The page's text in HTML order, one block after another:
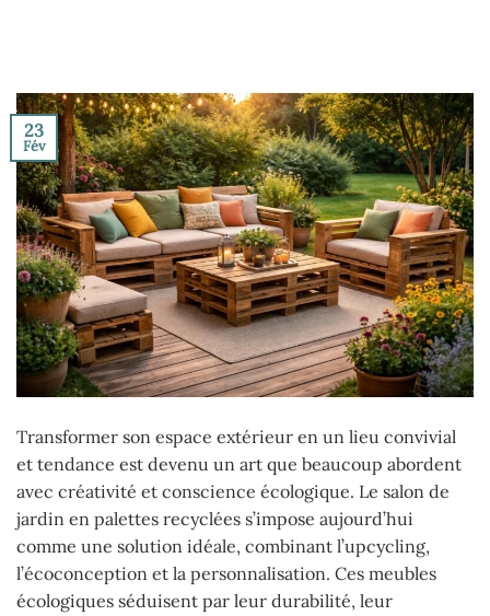
23
Fév
Transformer son espace extérieur en un lieu convivial
et tendance est devenu un art que beaucoup abordent
avec créativité et conscience écologique. Le salon de
jardin en palettes recyclées s’impose aujourd’hui
comme une solution idéale, combinant l’upcycling,
l’écoconception et la personnalisation. Ces meubles
écologiques séduisent par leur durabilité, leur